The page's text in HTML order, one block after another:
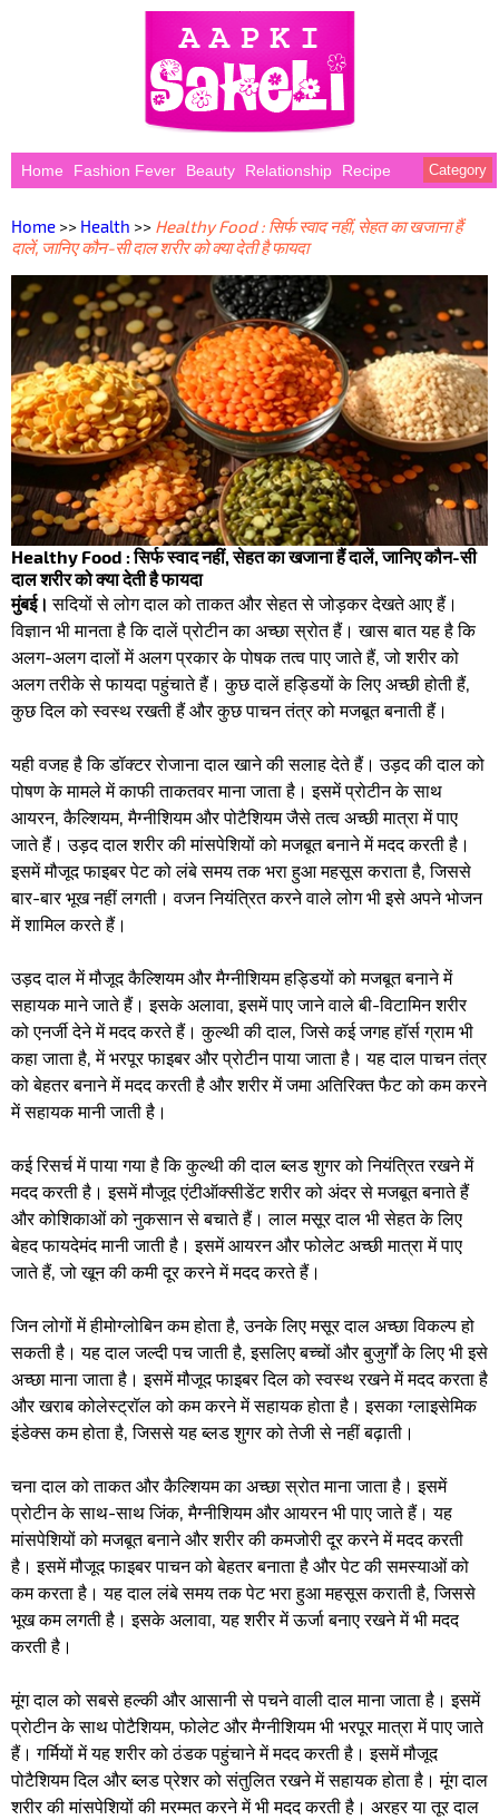
Home Fashion Fever Beauty Relationship Recipe Category
Home >> Health >> Healthy Food : सिर्फ स्वाद नहीं, सेहत का खजाना हैं
दालें, जानिए कौन-सी दाल शरीर को क्या देती है फायदा
Healthy Food : सिर्फ स्वाद नहीं, सेहत का खजाना हैं दालें, जानिए कौन-सी
दाल शरीर को क्या देती है फायदा
मुंबई।सदियों से लोग दाल को ताकत और सेहत से जोड़कर देखते आए हैं।
विज्ञान भी मानता है कि दालें प्रोटीन का अच्छा स्रोत हैं। खास बात यह है कि
अलग-अलग दालों में अलग प्रकार के पोषक तत्व पाए जाते हैं, जो शरीर को
अलग तरीके से फायदा पहुंचाते हैं। कुछ दालें हड्डियों के लिए अच्छी होती हैं,
कुछ दिल को स्वस्थ रखती हैं और कुछ पाचन तंत्र को मजबूत बनाती हैं।
यही वजह है कि डॉक्टर रोजाना दाल खाने की सलाह देते हैं। उड़द की दाल को
पोषण के मामले में काफी ताकतवर माना जाता है। इसमें प्रोटीन के साथ
आयरन, कैल्शियम, मैग्नीशियम और पोटैशियम जैसे तत्व अच्छी मात्रा में पाए
जाते हैं। उड़द दाल शरीर की मांसपेशियों को मजबूत बनाने में मदद करती है।
इसमें मौजूद फाइबर पेट को लंबे समय तक भरा हुआ महसूस कराता है, जिससे
बार-बार भूख नहीं लगती। वजन नियंत्रित करने वाले लोग भी इसे अपने भोजन
में शामिल करते हैं।
उड़द दाल में मौजूद कैल्शियम और मैग्नीशियम हड्डियों को मजबूत बनाने में
सहायक माने जाते हैं। इसके अलावा, इसमें पाए जाने वाले बी-विटामिन शरीर
को एनर्जी देने में मदद करते हैं। कुल्थी की दाल, जिसे कई जगह हॉर्स ग्राम भी
कहा जाता है, में भरपूर फाइबर और प्रोटीन पाया जाता है। यह दाल पाचन तंत्र
को बेहतर बनाने में मदद करती है और शरीर में जमा अतिरिक्त फैट को कम करने
में सहायक मानी जाती है।
कई रिसर्च में पाया गया है कि कुल्थी की दाल ब्लड शुगर को नियंत्रित रखने में
मदद करती है। इसमें मौजूद एंटीऑक्सीडेंट शरीर को अंदर से मजबूत बनाते हैं
और कोशिकाओं को नुकसान से बचाते हैं। लाल मसूर दाल भी सेहत के लिए
बेहद फायदेमंद मानी जाती है। इसमें आयरन और फोलेट अच्छी मात्रा में पाए
जाते हैं, जो खून की कमी दूर करने में मदद करते हैं।
जिन लोगों में हीमोग्लोबिन कम होता है, उनके लिए मसूर दाल अच्छा विकल्प हो
सकती है। यह दाल जल्दी पच जाती है, इसलिए बच्चों और बुजुर्गों के लिए भी इसे
अच्छा माना जाता है। इसमें मौजूद फाइबर दिल को स्वस्थ रखने में मदद करता है
और खराब कोलेस्ट्रॉल को कम करने में सहायक होता है। इसका ग्लाइसेमिक
इंडेक्स कम होता है, जिससे यह ब्लड शुगर को तेजी से नहीं बढ़ाती।
चना दाल को ताकत और कैल्शियम का अच्छा स्रोत माना जाता है। इसमें
प्रोटीन के साथ-साथ जिंक, मैग्नीशियम और आयरन भी पाए जाते हैं। यह
मांसपेशियों को मजबूत बनाने और शरीर की कमजोरी दूर करने में मदद करती
है। इसमें मौजूद फाइबर पाचन को बेहतर बनाता है और पेट की समस्याओं को
कम करता है। यह दाल लंबे समय तक पेट भरा हुआ महसूस कराती है, जिससे
भूख कम लगती है। इसके अलावा, यह शरीर में ऊर्जा बनाए रखने में भी मदद
करती है।
मूंग दाल को सबसे हल्की और आसानी से पचने वाली दाल माना जाता है। इसमें
प्रोटीन के साथ पोटैशियम, फोलेट और मैग्नीशियम भी भरपूर मात्रा में पाए जाते
हैं। गर्मियों में यह शरीर को ठंडक पहुंचाने में मदद करती है। इसमें मौजूद
पोटैशियम दिल और ब्लड प्रेशर को संतुलित रखने में सहायक होता है। मूंग दाल
शरीर की मांसपेशियों की मरम्मत करने में भी मदद करती है। अरहर या तूर दाल